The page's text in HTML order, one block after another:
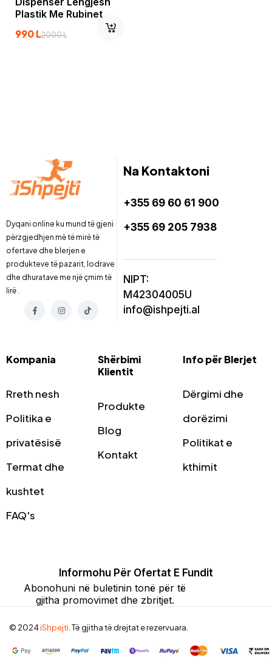
Plastik Me Rubinet
2000L
990L
Dyqani online ku mund të gjeni
përzgjedhjen më të mirë të
ofertave dhe blerjen e
produkteve të pazarit, lodrave
dhe dhuratave me një çmim të
lirë .
Na Kontaktoni
+355 69 60 61 900
+355 69 205 7938
NIPT:
M42304005U
info@ishpejti.al
Kompania
Rreth nesh
Politika e
privatësisë
Termat dhe
kushtet
FAQ's
Shërbimi
Klientit
Produkte
Blog
Kontakt
Info për Blerjet
Dërgimi dhe
dorëzimi
Politikat e
kthimit
Informohu Për Ofertat E Fundit
Abonohuni në buletinin tonë për të
gjitha promovimet dhe zbritjet.
© 2024iShpejti. Të gjitha të drejtat e rezervuara.